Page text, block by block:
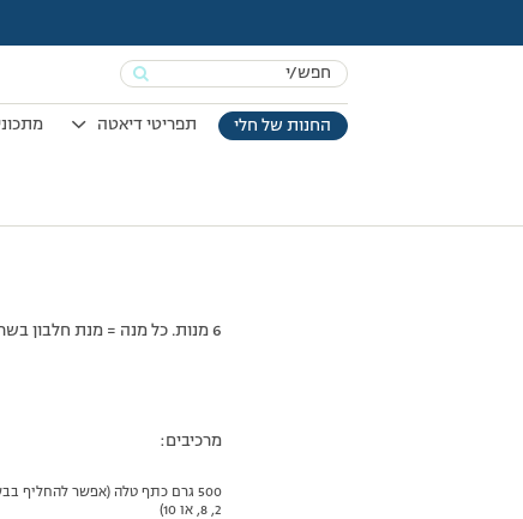
Search
for:החנות של חלי תפריטי דיאטה
6 מנות. כל מנה = מנת חלבון בשר + מנת שומן
מרכיבים:
500 גרם כתף טלה (אפשר להחליף
2, 8, או 10)